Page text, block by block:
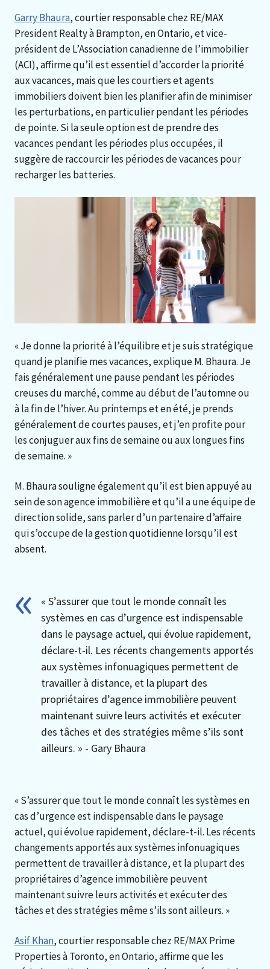
Garry Bhaura, courtier responsable chez RE/MAX
President Realty à Brampton, en Ontario, et vice-
président de L’Association canadienne de l’immobilier
(ACI), affirme qu’il est essentiel d’accorder la priorité
aux vacances, mais que les courtiers et agents
immobiliers doivent bien les planifier afin de minimiser
les perturbations, en particulier pendant les périodes
de pointe. Si la seule option est de prendre des
vacances pendant les périodes plus occupées, il
suggère de raccourcir les périodes de vacances pour
recharger les batteries.
« Je donne la priorité à l’équilibre et je suis stratégique
quand je planifie mes vacances, explique M. Bhaura. Je
fais généralement une pause pendant les périodes
creuses du marché, comme au début de l’automne ou
à la fin de l’hiver. Au printemps et en été, je prends
généralement de courtes pauses, et j’en profite pour
les conjuguer aux fins de semaine ou aux longues fins
de semaine. »
M. Bhaura souligne également qu’il est bien appuyé au
sein de son agence immobilière et qu’il a une équipe de
direction solide, sans parler d’un partenaire d’affaire
qui s’occupe de la gestion quotidienne lorsqu’il est
absent.
« S’assurer que tout le monde connaît les
systèmes en cas d’urgence est indispensable
dans le paysage actuel, qui évolue rapidement,
déclare-t-il. Les récents changements apportés
aux systèmes infonuagiques permettent de
travailler à distance, et la plupart des
propriétaires d’agence immobilière peuvent
maintenant suivre leurs activités et exécuter
des tâches et des stratégies même s’ils sont
ailleurs. » - Gary Bhaura
« S’assurer que tout le monde connaît les systèmes en
cas d’urgence est indispensable dans le paysage
actuel, qui évolue rapidement, déclare-t-il. Les récents
changements apportés aux systèmes infonuagiques
permettent de travailler à distance, et la plupart des
propriétaires d’agence immobilière peuvent
maintenant suivre leurs activités et exécuter des
tâches et des stratégies même s’ils sont ailleurs. »
Asif Khan, courtier responsable chez RE/MAX Prime
Properties à Toronto, en Ontario, affirme que les